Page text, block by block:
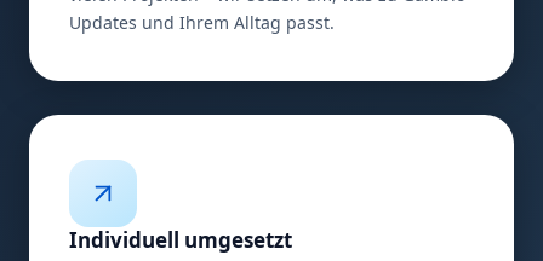
Updates und Ihrem Alltag passt.
Individuell umgesetzt